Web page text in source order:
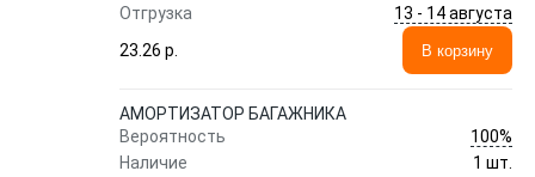
Отгрузка
13 - 14 августа
23.26 p.
В корзину
АМОРТИЗАТОР БАГАЖНИКА
Вероятность
100%
Наличие
1 шт.